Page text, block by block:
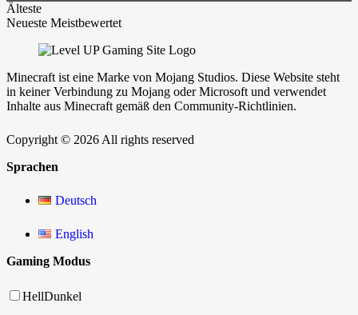
Älteste
Neueste Meistbewertet
Minecraft ist eine Marke von Mojang Studios. Diese Website steht
in keiner Verbindung zu Mojang oder Microsoft und verwendet
Inhalte aus Minecraft gemäß den Community-Richtlinien.
Copyright © 2026 All rights reserved
Sprachen
Deutsch
English
Gaming Modus
HellDunkel